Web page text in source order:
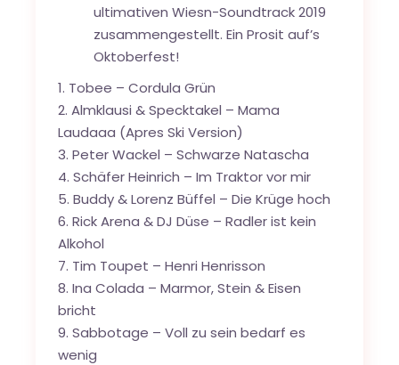
ultimativen Wiesn-Soundtrack 2019
zusammengestellt. Ein Prosit auf’s
Oktoberfest!
Tobee – Cordula Grün
Almklausi & Specktakel – Mama
Laudaaa (Apres Ski Version)
Peter Wackel – Schwarze Natascha
Schäfer Heinrich – Im Traktor vor mir
Buddy & Lorenz Büffel – Die Krüge hoch
Rick Arena & DJ Düse – Radler ist kein
Alkohol
Tim Toupet – Henri Henrisson
Ina Colada – Marmor, Stein & Eisen
bricht
Sabbotage – Voll zu sein bedarf es
wenig